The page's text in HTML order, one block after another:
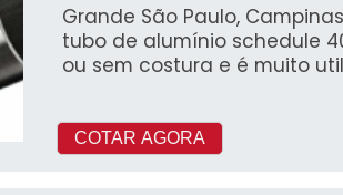
Grande São Paulo,
tubo de alumínio schedule
ou sem costura e é muito
COTAR AGORA